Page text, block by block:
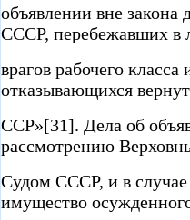
объявлении вне
СССР, перебежавших в
врагов рабочего класса
отказывающихся
ССР»[31]. Дела об
рассмотрению
Судом СССР, и в случае
имущество